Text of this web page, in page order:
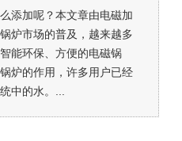
添加呢？本文章由电磁加
炉市场的普及，越来越多
能环保、方便的电磁锅
炉的作用，许多用户已经
中的水。...